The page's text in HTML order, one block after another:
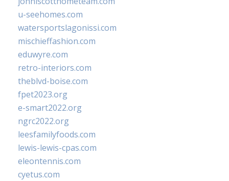
u-seehomes.com
watersportslagonissi.com
mischieffashion.com
eduwyre.com
retro-interiors.com
theblvd-boise.com
fpet2023.org
e-smart2022.org
ngrc2022.org
leesfamilyfoods.com
lewis-lewis-cpas.com
eleontennis.com
cyetus.com